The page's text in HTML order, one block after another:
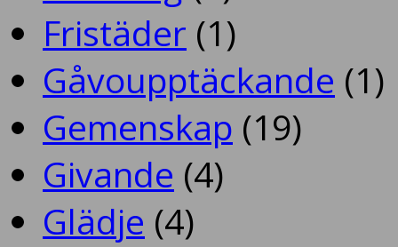
Fristäder (1)
Gåvoupptäckande (1)
Gemenskap (19)
Givande (4)
Glädje (4)